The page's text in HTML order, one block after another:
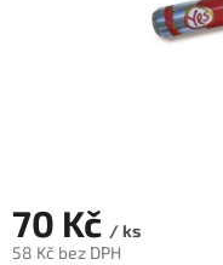
70 Kč / ks
58 Kč bez DPH